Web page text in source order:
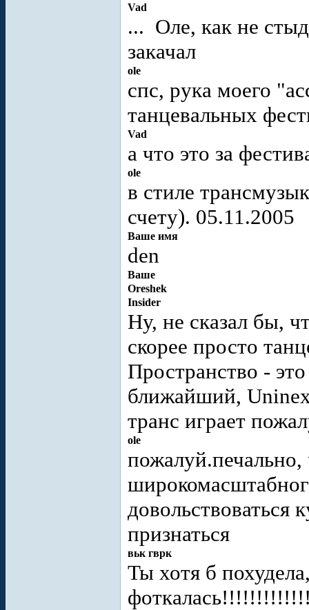
Vad
... Оле, как не
закачал
ole
спс, рука моего
танцевальных
Vad
а что это за
ole
в стиле
счету). 05.11.2005
Ваше имя
den
Ваше
Oreshek
Insider
Ну, не сказал бы,
скорее просто
Пространство -
ближайший,
транс играет
ole
довольствоваться
признаться
вьк гврк
Ты хотя б